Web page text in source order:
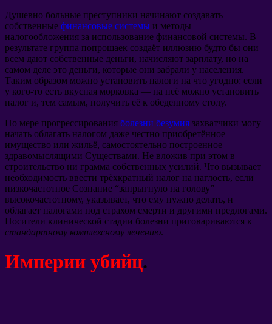
Душевно больные преступники начинают создавать
собственные финансовые системы и методы
налогообложения за использование финансовой системы. В
результате группа попрошаек создаёт иллюзию будто бы они
всем дают собственные деньги, начисляют зарплату, но на
самом деле это деньги, которые они забрали у населения.
Таким образом можно установить налоги на что угодно: если
у кого-то есть вкусная морковка — на неё можно установить
налог и, тем самым, получить её к обеденному столу.
По мере прогрессирования болезни безумия захватчики могу
начать облагать налогом даже честно приобретённое
имущество или жильё, самостоятельно построенное
здравомыслящими Существами. Не вложив при этом в
строительство ни грамма собственных усилий. Что вызывает
необходимость ввести трёхкратный налог на наглость, если
низкочастотное Сознание “запрыгнуло на голову”
высокочастотному, указывает, что ему нужно делать, и
облагает налогами под страхом смерти и другими предлогами.
Носители клинической стадии болезни приговариваются к
стандартному комплексному лечению.
Империи убийц.